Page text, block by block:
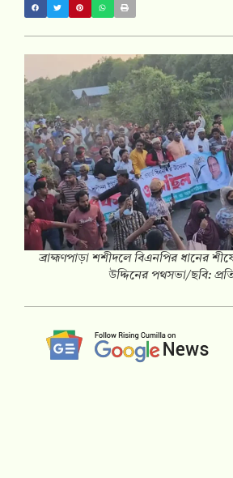
‎ব্রাহ্মণপাড়া শশীদলে বিএনপির ধানের
উদ্দিনের পথসভা/ছবি: